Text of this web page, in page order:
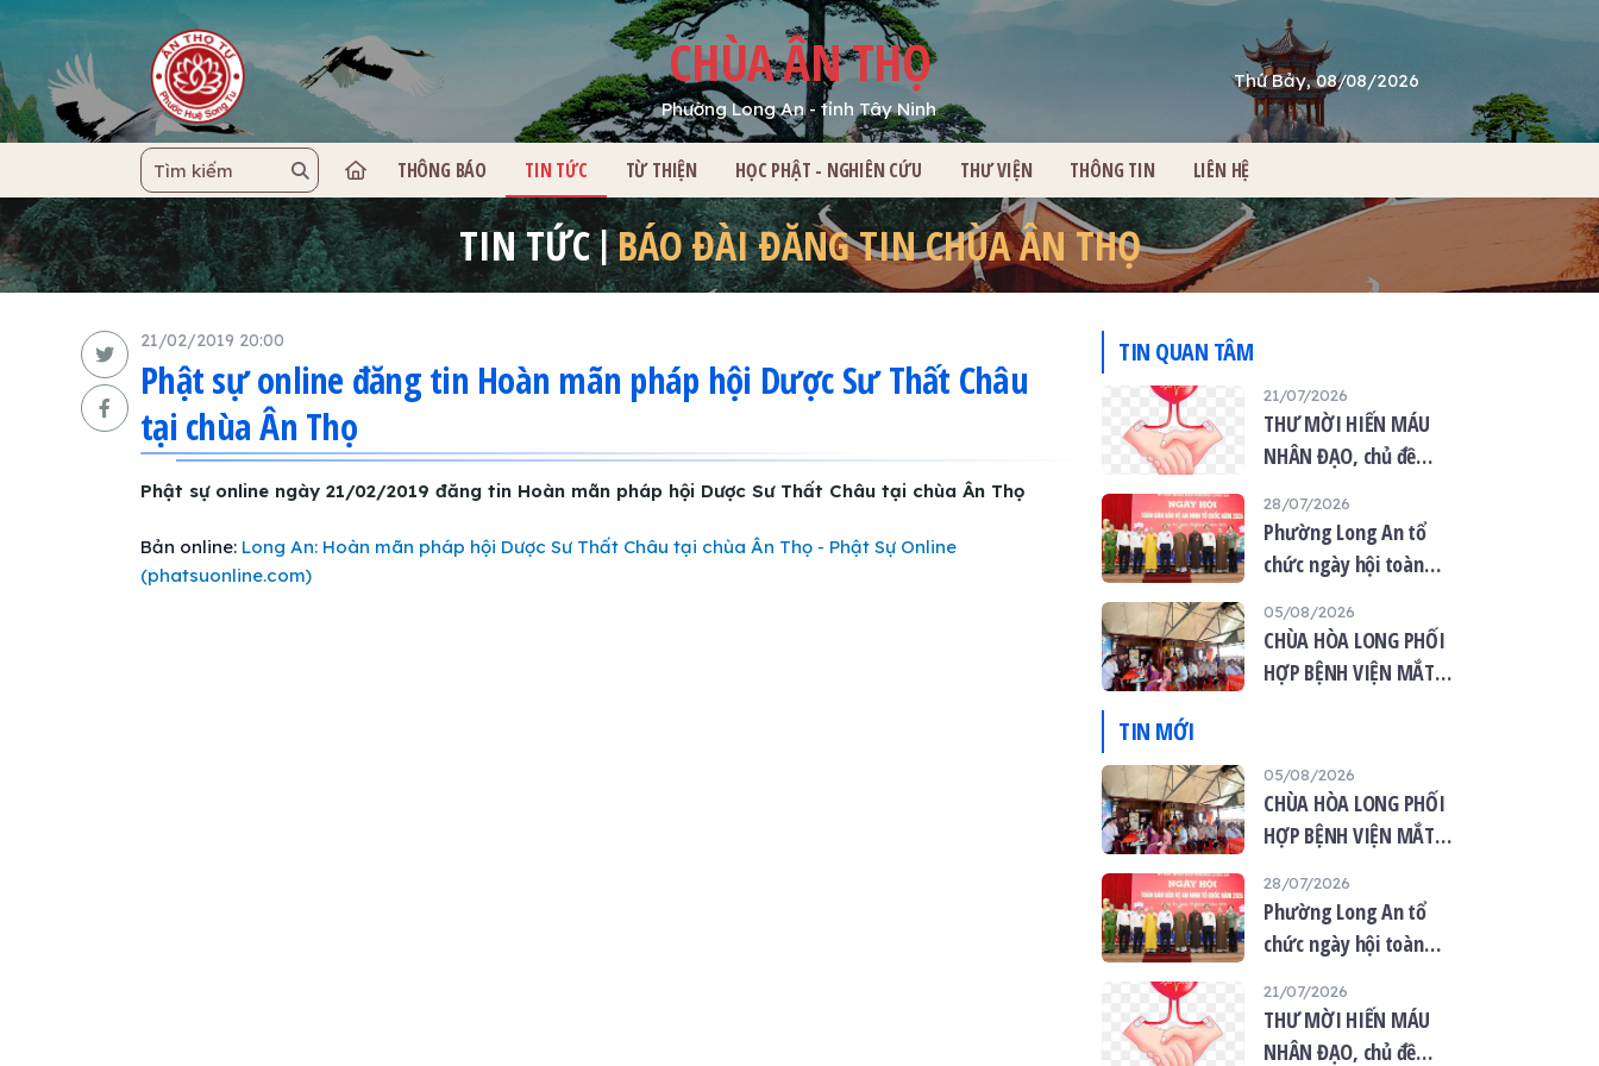
CHÙA ÂN THỌ
Phường Long An - tỉnh Tây Ninh
Thứ Bảy, 08/08/2026
TRANG CHỦ
THÔNG BÁO TIN TỨC TỪ THIỆN HỌC PHẬT - NGHIÊN CỨU THƯ VIỆN THÔNG TIN LIÊN HỆ
TIN TỨC BÁO ĐÀI ĐĂNG TIN CHÙA ÂN THỌ
21/02/2019 20:00
Phật sự online đăng tin Hoàn mãn pháp hội Dược Sư Thất Châu
tại chùa Ân Thọ
Phật sự online ngày 21/02/2019 đăng tin Hoàn mãn pháp hội Dược Sư Thất Châu tại chùa Ân Thọ
Bản online: Long An: Hoàn mãn pháp hội Dược Sư Thất Châu tại chùa Ân Thọ - Phật Sự Online
(phatsuonline.com)
TIN QUAN TÂM
21/07/2026
THƯ MỜI HIẾN MÁU
NHÂN ĐẠO, chủ đề
mùa Vu lan”
28/07/2026
Phường Long An tổ
chức ngày hội toàn
quốc năm 2026
05/08/2026
CHÙA HÒA LONG PHỐI
HỢP BỆNH VIỆN MẮT
NGƯỜI DÂN
TIN MỚI
05/08/2026
CHÙA HÒA LONG PHỐI
HỢP BỆNH VIỆN MẮT
MẮT MIỄN PHÍ CHO 120
NGƯỜI DÂN
28/07/2026
Phường Long An tổ
chức ngày hội toàn
quốc năm 2026
21/07/2026
THƯ MỜI HIẾN MÁU
NHÂN ĐẠO, chủ đề